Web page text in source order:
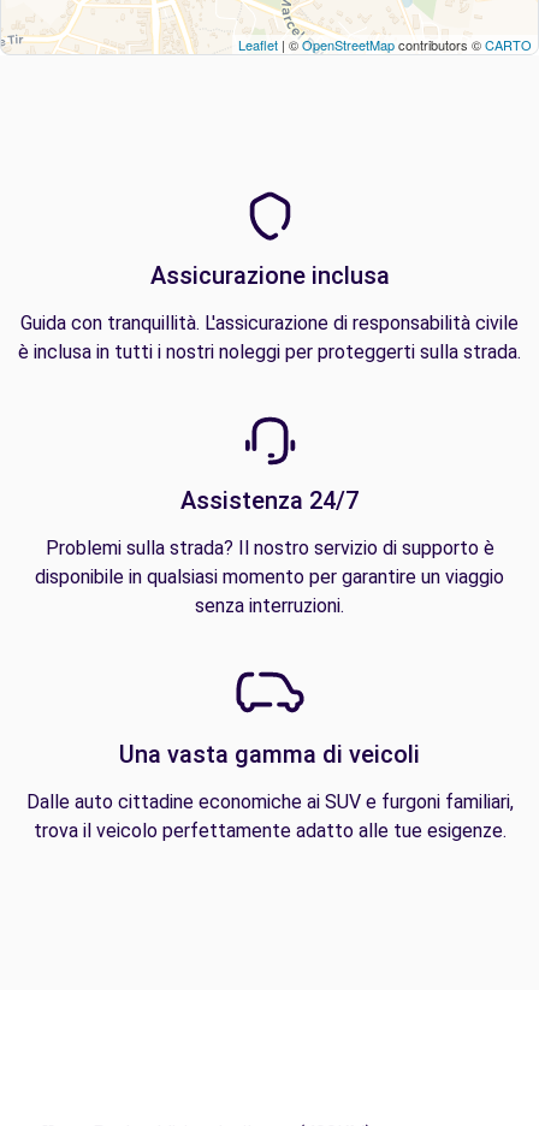
Leaflet | ©OpenStreetMapcontributors ©CARTO
Assicurazione inclusa
Guida con tranquillità. L'assicurazione di responsabilità civile
è inclusa in tutti i nostri noleggi per proteggerti sulla strada.
Assistenza 24/7
Problemi sulla strada? Il nostro servizio di supporto è
disponibile in qualsiasi momento per garantire un viaggio
senza interruzioni.
Una vasta gamma di veicoli
Dalle auto cittadine economiche ai SUV e furgoni familiari,
trova il veicolo perfettamente adatto alle tue esigenze.